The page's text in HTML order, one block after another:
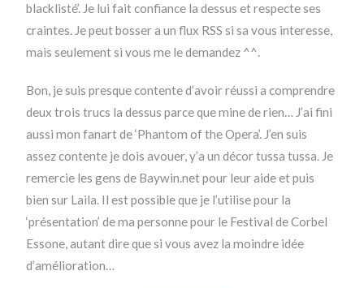
blacklisté’. Je lui fait confiance la dessus et respecte ses
craintes. Je peut bosser a un flux RSS si sa vous interesse,
mais seulement si vous me le demandez ^^.
Bon, je suis presque contente d’avoir réussi a comprendre
deux trois trucs la dessus parce que mine de rien… J’ai fini
aussi mon fanart de ‘Phantom of the Opera’. J’en suis
assez contente je dois avouer, y’a un décor tussa tussa. Je
remercie les gens de Baywin.net pour leur aide et puis
bien sur Laila. Il est possible que je l’utilise pour la
‘présentation’ de ma personne pour le Festival de Corbel
Essone, autant dire que si vous avez la moindre idée
d’amélioration…